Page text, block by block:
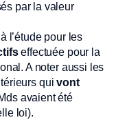
par la valeur
l’étude pour les
effectuée pour la
A noter aussi les
quivont
avaient été
loi).